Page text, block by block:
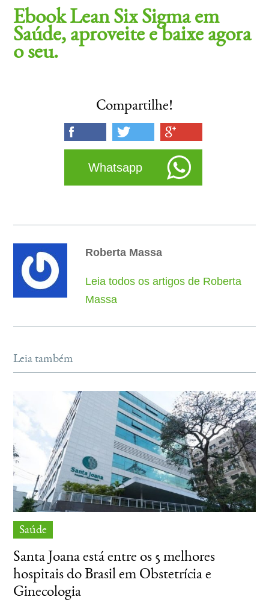
Ebook Lean Six Sigma em
Saúde, aproveite e baixe agora
o seu.
Compartilhe!
Whatsapp
Roberta Massa
Leia todos os artigos de Roberta
Massa
Leia também
Saúde
Santa Joana está entre os 5 melhores
hospitais do Brasil em Obstetrícia e
Ginecologia